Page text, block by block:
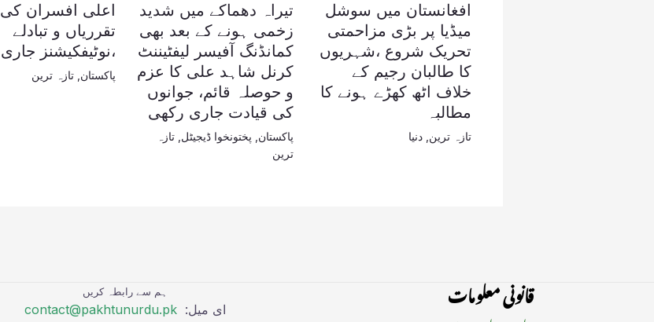
افغانستان میں سوشل
میڈیا پر بڑی مزاحمتی
تحریک شروع ،شہریوں
کا طالبان رجیم کے
خلاف اٹھ کھڑے ہونے کا
مطالبہ
تازہ ترین دنیا
تیراہ دھماکے میں شدید
زخمی ہونے کے بعد بھی
کمانڈنگ آفیسر لیفٹیننٹ
کرنل شاہد علی کا عزم
و حوصلہ قائم، جوانوں
کی قیادت جاری رکھی
پاکستان پختونخوا ڈیجیٹل ,تازہ
ترین
اعلی افسران کی
تقرریاں و تبادلے
،نوٹیفکیشنز جاری
پاکستان ,تازہ ترین
قانونی معلومات ہم سے رابطہ کریں
ای میل: contact@pakhtunurdu.pk